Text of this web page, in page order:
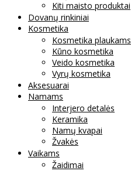
Kiti maisto produktai
Dovanų rinkiniai
Kosmetika
Kosmetika plaukams
Kūno kosmetika
Veido kosmetika
Vyrų kosmetika
Aksesuarai
Namams
Interjero detalės
Keramika
Namų kvapai
Žvakės
Vaikams
Žaidimai